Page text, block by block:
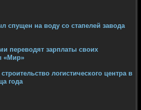
спущен на воду со стапелей завода
переводят зарплаты своих
«Мир»
логистического центра в
года